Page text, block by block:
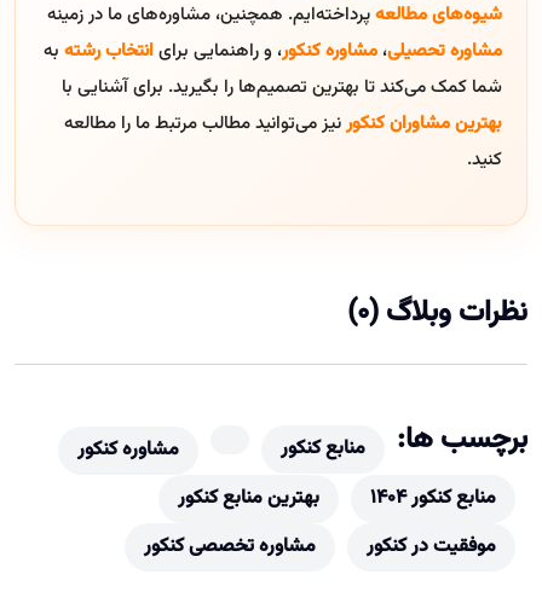
شیوه‌های مطالعهپرداخته‌ایم. همچنین، مشاوره‌های ما در زمینه
مشاوره تحصیلی، مشاوره کنکور، و راهنمایی برایانتخاب رشته به
شما کمک می‌کند تا بهترین تصمیم‌ها را بگیرید. برای آشنایی با
بهترین مشاوران کنکورنیز می‌توانید مطالب مرتبط ما را مطالعه
کنید.
نظرات وبلاگ (0)
برچسب ها: منابع کنکور
مشاوره کنکور
منابع کنکور ۱۴۰۴
بهترین منابع کنکور
موفقیت در کنکور
مشاوره تخصصی کنکور